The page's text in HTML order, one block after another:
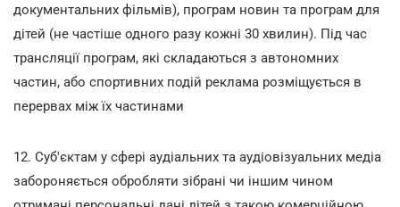
документальних фільмів), програм новин та програм для
дітей (не частіше одного разу кожні 30 хвилин). Під час
трансляції програм, які складаються з автономних
частин, або спортивних подій реклама розміщується в
перервах між їх частинами
12. Суб'єктам у сфері аудіальних та аудіовізуальних медіа
забороняється обробляти зібрані чи іншим чином